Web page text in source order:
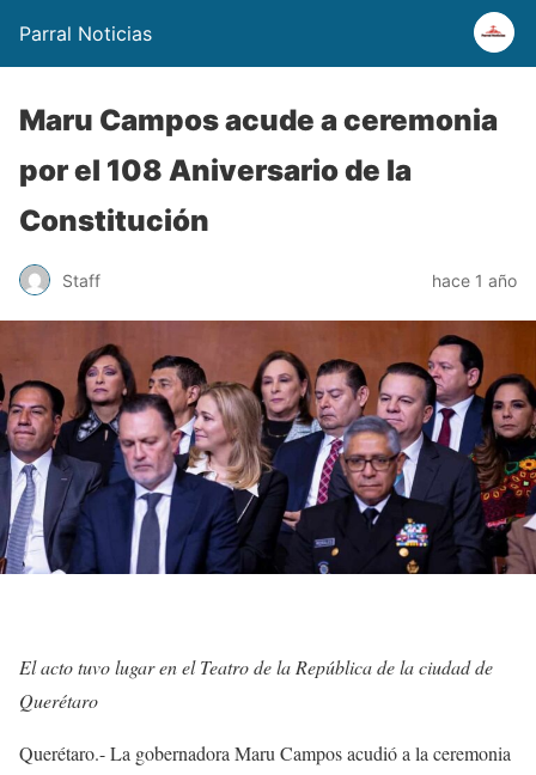
Parral Noticias
Maru Campos acude a ceremonia
por el 108 Aniversario de la
Constitución
Staff hace 1 año
El acto tuvo lugar en el Teatro de la República de la ciudad de
Querétaro
Querétaro.- La gobernadora Maru Campos acudió a la ceremonia